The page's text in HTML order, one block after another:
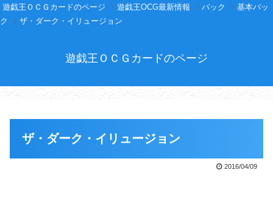
遊戯王ＯＣＧカードのページ 遊戯王OCG最新情報 パック
基本パッ
ク
ザ・ダーク・イリュージョン
遊戯王ＯＣＧカードのページ
ザ・ダーク・イリュージョン
2016/04/09